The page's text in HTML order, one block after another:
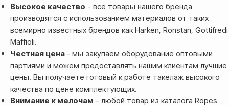
Высокое качество - все товары нашего бренда
производятся с использованием материалов от таких
всемирно известных брендов как Harken, Ronstan, Gottifredi
Maffioli.
Честная цена - мы закупаем оборудование оптовыми
партиями и можем предоставлять нашим клиентам лучшие
цены. Вы получаете готовый к работе такелаж высокого
качества по цене комплектующих.
Внимание к мелочам - любой товар из каталога Ropes
Банковской картой системы,
либо другим безналичным